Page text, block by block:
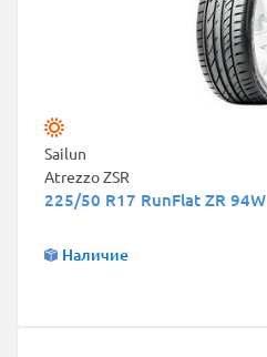
Sailun
Atrezzo ZSR
225/50 R17 RunFlat ZR 94W
Наличие